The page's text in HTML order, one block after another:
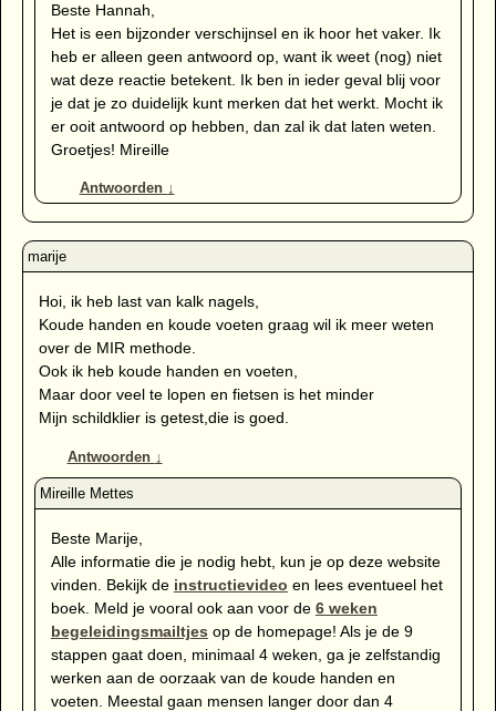
Beste Hannah,
Het is een bijzonder verschijnsel en ik hoor het vaker. Ik
heb er alleen geen antwoord op, want ik weet (nog) niet
wat deze reactie betekent. Ik ben in ieder geval blij voor
je dat je zo duidelijk kunt merken dat het werkt. Mocht ik
er ooit antwoord op hebben, dan zal ik dat laten weten.
Groetjes! Mireille
Antwoorden ↓
Hoi, ik heb last van kalk nagels,
Koude handen en koude voeten graag wil ik meer weten
over de MIR methode.
Ook ik heb koude handen en voeten,
Maar door veel te lopen en fietsen is het minder
Mijn schildklier is getest,die is goed.
Antwoorden ↓
Beste Marije,
Alle informatie die je nodig hebt, kun je op deze website
vinden. Bekijk de instructievideo en lees eventueel het
boek. Meld je vooral ook aan voor de 6 weken
begeleidingsmailtjes op de homepage! Als je de 9
stappen gaat doen, minimaal 4 weken, ga je zelfstandig
werken aan de oorzaak van de koude handen en
voeten. Meestal gaan mensen langer door dan 4